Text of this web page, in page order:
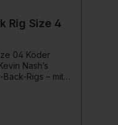
Rig Size 4
04 Köder
Nash’s
Rigs – mit